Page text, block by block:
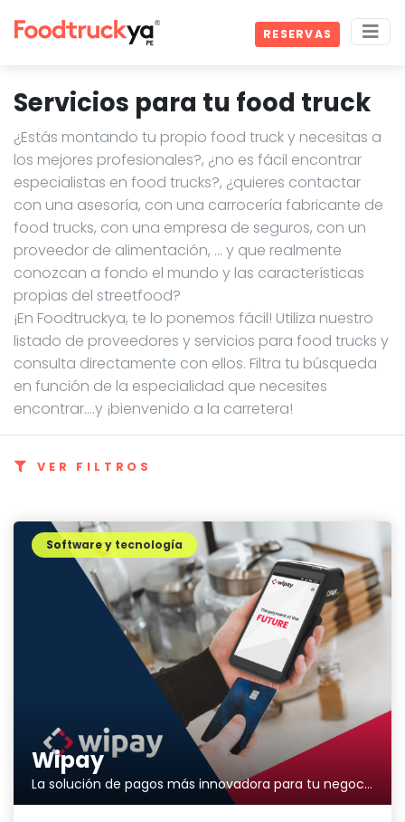
RESERVAS
Servicios para tu food truck
¿Estás montando tu propio food truck y necesitas a
los mejores profesionales?, ¿no es fácil encontrar
especialistas en food trucks?, ¿quieres contactar
con una asesoría, con una carrocería fabricante de
food trucks, con una empresa de seguros, con un
proveedor de alimentación, … y que realmente
conozcan a fondo el mundo y las características
propias del streetfood?
¡En Foodtruckya, te lo ponemos fácil! Utiliza nuestro
listado de proveedores y servicios para food trucks y
consulta directamente con ellos. Filtra tu búsqueda
en función de la especialidad que necesites
encontrar....y ¡bienvenido a la carretera!
VER FILTROS
Wipay
La solución de pagos más innovadora para tu negocio
Software y tecnología